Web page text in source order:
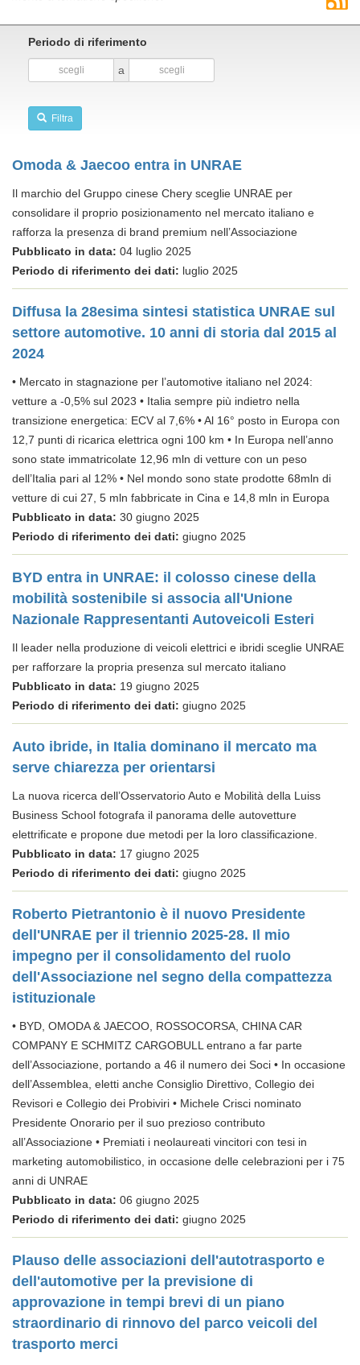
Periodo di riferimento
a
Filtra
Omoda & Jaecoo entra in UNRAE
Il marchio del Gruppo cinese Chery sceglie UNRAE per
consolidare il proprio posizionamento nel mercato italiano e
rafforza la presenza di brand premium nell’Associazione
Pubblicato in data: 04 luglio 2025
Periodo di riferimento dei dati: luglio 2025
Diffusa la 28esima sintesi statistica UNRAE sul
settore automotive. 10 anni di storia dal 2015 al
2024
• Mercato in stagnazione per l’automotive italiano nel 2024:
vetture a -0,5% sul 2023 • Italia sempre più indietro nella
transizione energetica: ECV al 7,6% • Al 16° posto in Europa con
12,7 punti di ricarica elettrica ogni 100 km • In Europa nell’anno
sono state immatricolate 12,96 mln di vetture con un peso
dell’Italia pari al 12% • Nel mondo sono state prodotte 68mln di
vetture di cui 27, 5 mln fabbricate in Cina e 14,8 mln in Europa
Pubblicato in data: 30 giugno 2025
Periodo di riferimento dei dati: giugno 2025
BYD entra in UNRAE: il colosso cinese della
mobilità sostenibile si associa all'Unione
Nazionale Rappresentanti Autoveicoli Esteri
Il leader nella produzione di veicoli elettrici e ibridi sceglie UNRAE
per rafforzare la propria presenza sul mercato italiano
Pubblicato in data: 19 giugno 2025
Periodo di riferimento dei dati: giugno 2025
Auto ibride, in Italia dominano il mercato ma
serve chiarezza per orientarsi
La nuova ricerca dell’Osservatorio Auto e Mobilità della Luiss
Business School fotografa il panorama delle autovetture
elettrificate e propone due metodi per la loro classificazione.
Pubblicato in data: 17 giugno 2025
Periodo di riferimento dei dati: giugno 2025
Roberto Pietrantonio è il nuovo Presidente
dell'UNRAE per il triennio 2025-28. Il mio
impegno per il consolidamento del ruolo
dell'Associazione nel segno della compattezza
istituzionale
• BYD, OMODA & JAECOO, ROSSOCORSA, CHINA CAR
COMPANY E SCHMITZ CARGOBULL entrano a far parte
dell’Associazione, portando a 46 il numero dei Soci • In occasione
dell’Assemblea, eletti anche Consiglio Direttivo, Collegio dei
Revisori e Collegio dei Probiviri • Michele Crisci nominato
Presidente Onorario per il suo prezioso contributo
all’Associazione • Premiati i neolaureati vincitori con tesi in
marketing automobilistico, in occasione delle celebrazioni per i 75
anni di UNRAE
Pubblicato in data: 06 giugno 2025
Periodo di riferimento dei dati: giugno 2025
Plauso delle associazioni dell'autotrasporto e
dell'automotive per la previsione di
approvazione in tempi brevi di un piano
straordinario di rinnovo del parco veicoli del
trasporto merci